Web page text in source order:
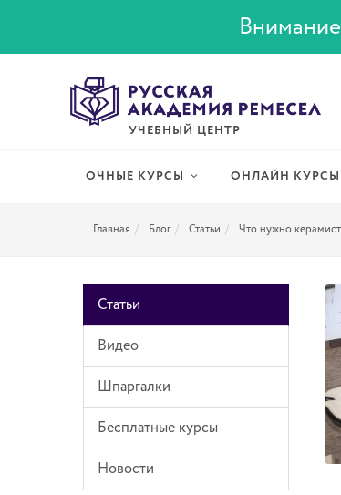
УЧЕБНЫЙ ЦЕНТР
ОЧНЫЕ КУРСЫ ОНЛАЙН КУРСЫ
Главная Блог Статьи Что нужно
Статьи
Видео
Шпаргалки
Бесплатные курсы
Новости